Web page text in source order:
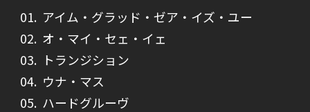
01. アイム・グラッド・ゼア・イズ・ユー
02. オ・マイ・セェ・イェ
03. トランジション
04. ウナ・マス
05. ハードグルーヴ